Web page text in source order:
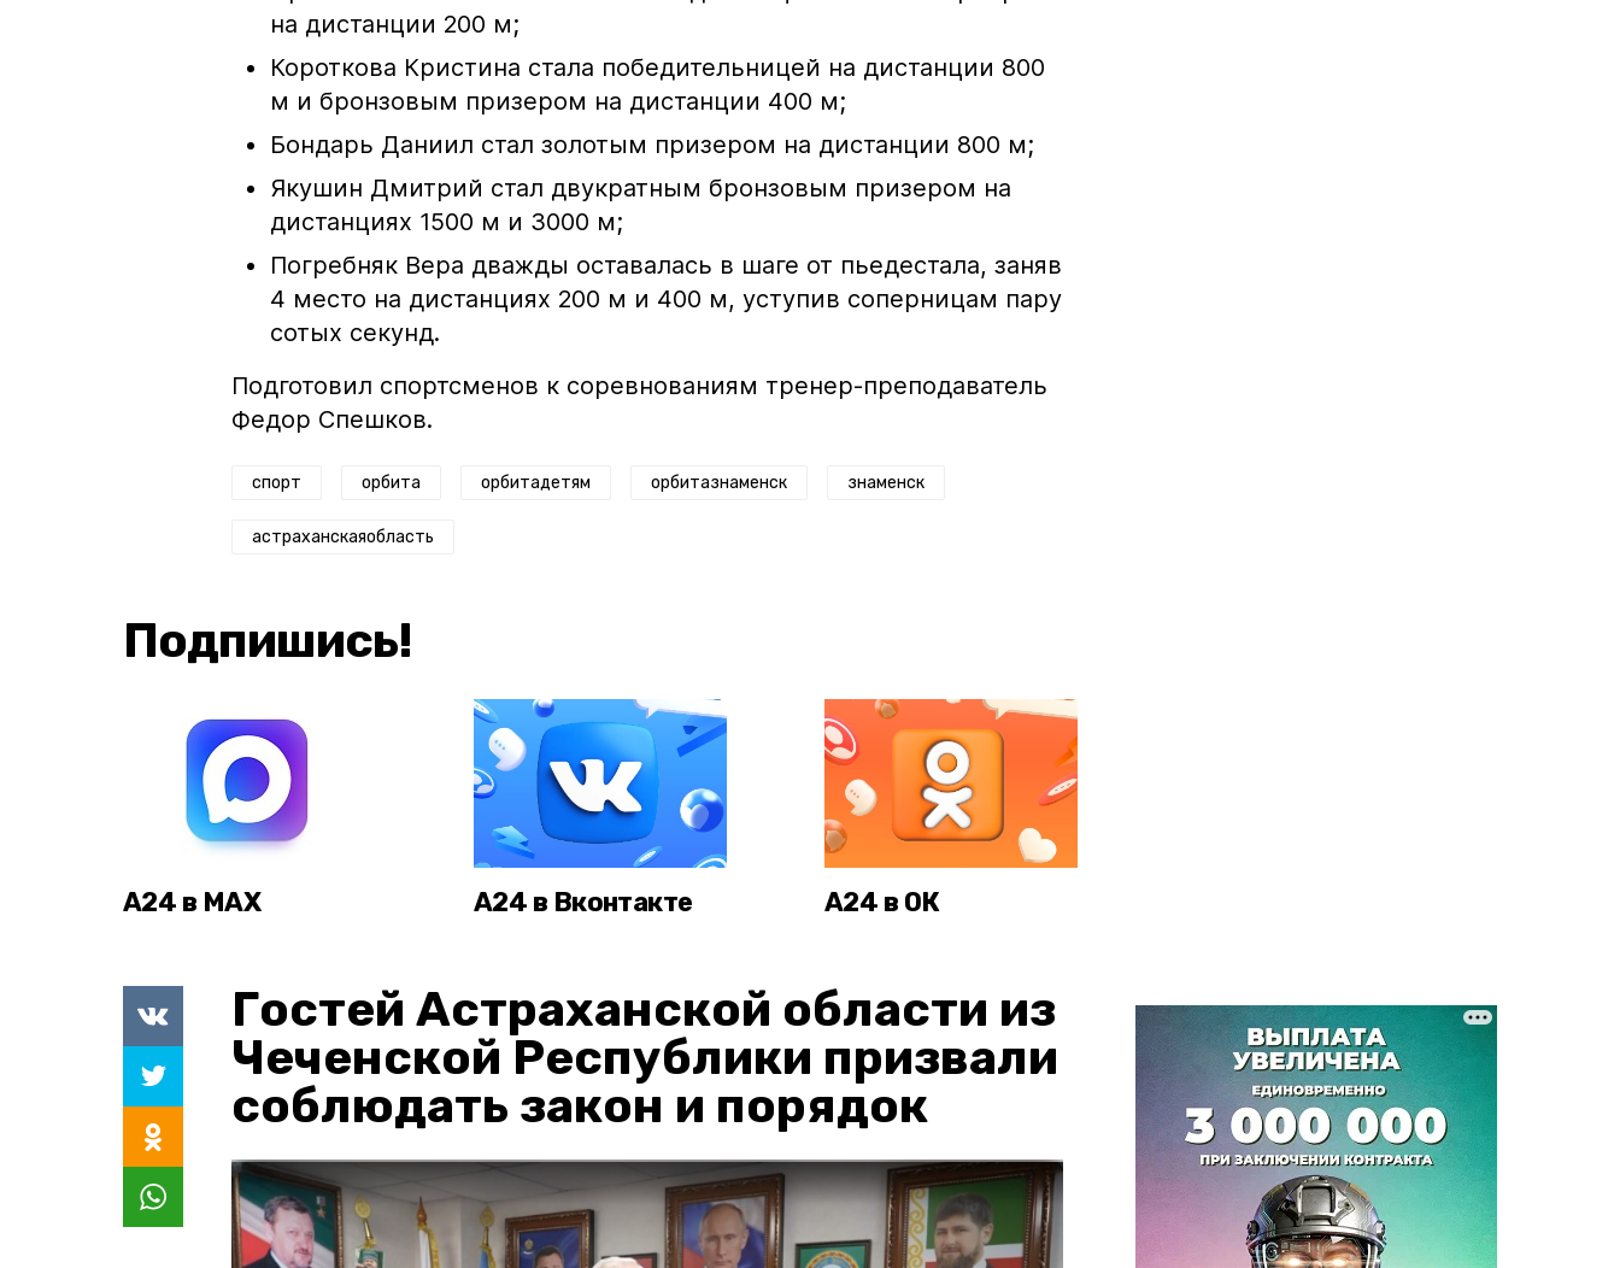
на дистанции 200 м;
Короткова Кристина стала победительницей на дистанции 800
м и бронзовым призером на дистанции 400 м;
Бондарь Даниил стал золотым призером на дистанции 800 м;
Якушин Дмитрий стал двукратным бронзовым призером на
дистанциях 1500 м и 3000 м;
Погребняк Вера дважды оставалась в шаге от пьедестала, заняв
4 место на дистанциях 200 м и 400 м, уступив соперницам пару
сотых секунд.
Подготовил спортсменов к соревнованиям тренер-преподаватель
Федор Спешков.
спорт орбита орбитадетям орбитазнаменск знаменск
астраханскаяобласть
Подпишись!
А24 в MAX А24 в Вконтакте А24 в ОК
Гостей Астраханской области из
Чеченской Республики призвали
соблюдать закон и порядок